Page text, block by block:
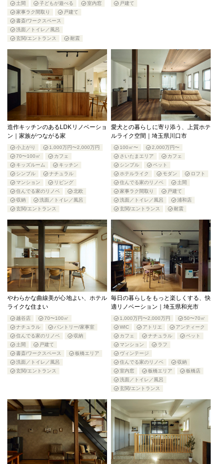
土間
子どもが遊べる
室内窓
家事ラク間取り
戸建て
書斎/ワークスペース
洗面／トイレ／風呂
玄関/エントランス
耐震
戸建て
造作キッチンのあるLDKリノベーショ
ン｜家族がつながる家
小上がり
1,000万円〜2,000万円
70〜100㎡
カフェ
キッズルーム
キッチン
シンプル
ナチュラル
マンション
リビング
住んでる家のリノベ
北欧
収納
洗面／トイレ／風呂
玄関/エントランス
愛犬との暮らしに寄り添う、上質ホテ
ルライク空間｜埼玉県川口市
100㎡〜
2,000万円〜
さいたまエリア
カフェ
シンプル
ペット
ホテルライク
モダン
ロフト
住んでる家のリノベ
土間
家事ラク間取り
戸建て
洗面／トイレ／風呂
浦和店
玄関/エントランス
耐震
やわらかな曲線美が心地よい、ホテル
ライクな住まい
越谷店
70〜100㎡
ナチュラル
パントリー/家事室
住んでる家のリノベ
収納
土間
戸建て
書斎/ワークスペース
板橋エリア
洗面／トイレ／風呂
玄関/エントランス
毎日の暮らしをもっと楽しくする、快
適リノベーション｜埼玉県和光市
1,000万円〜2,000万円
50〜70㎡
WIC
アトリエ
アンティーク
カフェ
ナチュラル
ペット
マンション
ラフ
ヴィンテージ
住んでる家のリノベ
収納
室内窓
板橋エリア
板橋店
洗面／トイレ／風呂
玄関/エントランス